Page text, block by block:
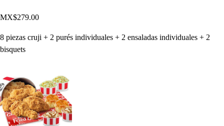
MX$279.00
8 piezas cruji + 2 purés individuales + 2 ensaladas individuales + 2
bisquets